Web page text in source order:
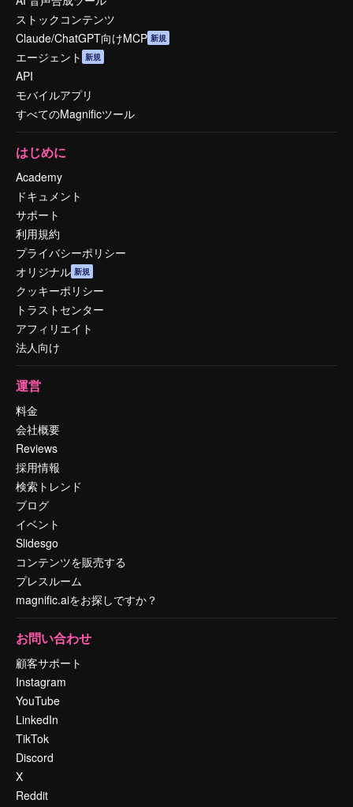
ストックコンテンツ
Claude/ChatGPT向けMCP 新規
エージェント 新規
API
モバイルアプリ
すべてのMagnificツール
はじめに
Academy
ドキュメント
サポート
利用規約
プライバシーポリシー
オリジナル 新規
クッキーポリシー
トラストセンター
アフィリエイト
法人向け
運営
料金
会社概要
Reviews
採用情報
検索トレンド
ブログ
イベント
Slidesgo
コンテンツを販売する
プレスルーム
magnific.aiをお探しですか？
お問い合わせ
顧客サポート
Instagram
YouTube
LinkedIn
TikTok
Discord
X
Reddit